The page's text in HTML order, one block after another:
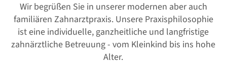
Wir begrüßen Sie in unserer modernen aber auch
familiären Zahnarztpraxis. Unsere Praxisphilosophie
ist eine individuelle, ganzheitliche und langfristige
zahnärztliche Betreuung - vom Kleinkind bis ins hohe
Alter.